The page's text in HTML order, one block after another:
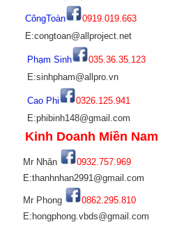
CôngToàn
0919.019.663
E:congtoan@allproject.net
Phạm Sinh
035.36.35.123
E:sinhpham@allpro.vn
Cao Phi
0326.125.941
E:phibinh148@gmail.com
Kinh Doanh Miền Nam
Mr Nhân
0932.757.969
E:thanhnhan2991@gmail.com
Mr Phong
0862.295.810
E:hongphong.vbds@gmail.com